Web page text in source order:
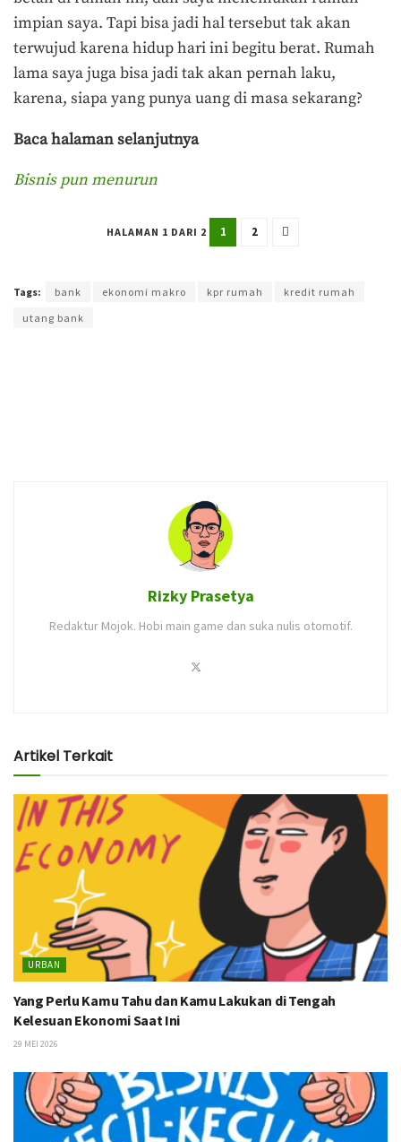
impian saya. Tapi bisa jadi hal tersebut tak akan
terwujud karena hidup hari ini begitu berat. Rumah
lama saya juga bisa jadi tak akan pernah laku,
karena, siapa yang punya uang di masa sekarang?
Baca halaman selanjutnya
Bisnis pun menurun
HALAMAN 1 DARI 2 1 2
Tags: bank ekonomi makro kpr rumah
kredit rumah
utang bank
Rizky Prasetya
Redaktur Mojok. Hobi main game dan suka nulis otomotif.
Artikel Terkait
URBAN
Yang Perlu Kamu Tahu dan Kamu Lakukan di Tengah
Kelesuan Ekonomi Saat Ini
29 MEI 2026